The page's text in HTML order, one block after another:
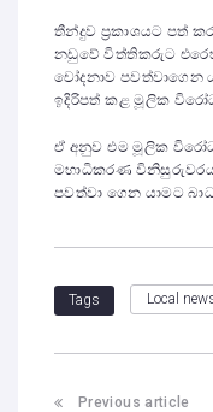
තීන්දුව ප්‍රකාශයට පත්
නඩුවේ විත්තිකරුට
චෝදනාව
ඉදිරිපත් කළ මූලික
ඒ අනුව එම මූලික
මහාධිකරණ
පවත්වා ගෙන යාමට
Tags Local
Previous article